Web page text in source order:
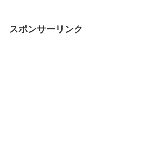
スポンサーリンク